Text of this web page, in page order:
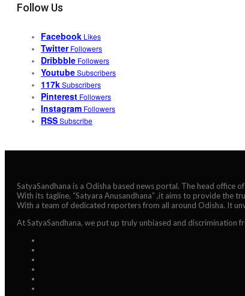
Follow Us
Facebook Likes
Twitter Followers
Dribbble Followers
YoutubeSubscribers
117kSubscribers
Pinterest Followers
Instagram Followers
RSSSubscribe
SatyaSandhana is a Odisha based news portal. The head office
With its tagline, “Satyara Anusandhana” ,it aims to provide the
With a team of dedicated reporters from all around Odisha. It
At SatyaSandhana, we put up truly unbiased and discrimination